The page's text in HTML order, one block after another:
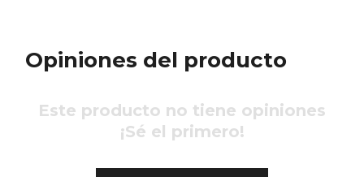
Opiniones del producto
Este producto no tiene opiniones
¡Sé el primero!